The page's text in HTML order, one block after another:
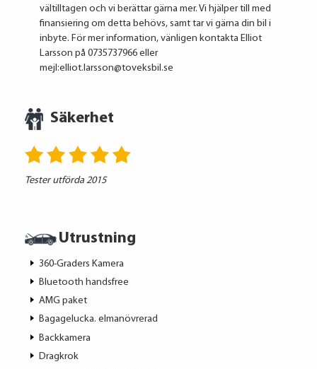
vältilltagen och vi berättar gärna mer. Vi hjälper till med
finansiering om detta behövs, samt tar vi gärna din bil i
inbyte. För mer information, vänligen kontakta Elliot
Larsson på 0735737966 eller
mejl:elliot.larsson@toveksbil.se
Utrustning
360-Graders Kamera
Bluetooth handsfree
AMG paket
Bagagelucka. elmanövrerad
Backkamera
Dragkrok
Säkerhet
Tester utförda 2015